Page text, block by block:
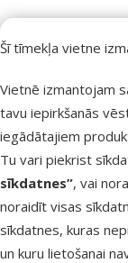
Šī tīmekļa vietne
Vietnē izmantojam
tavu iepirkšanās
iegādātajiem
Tu vari piekrist
sīkdatnes”, vai
noraidīt visas
sīkdatnes, kuras
un kuru lietošanai